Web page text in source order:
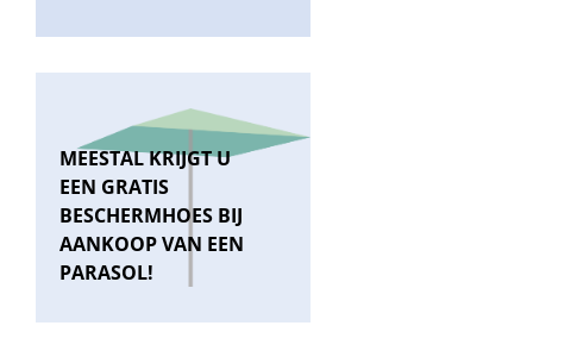
MEESTAL KRIJGT U
EEN GRATIS
BESCHERMHOES BIJ
AANKOOP VAN EEN
PARASOL!